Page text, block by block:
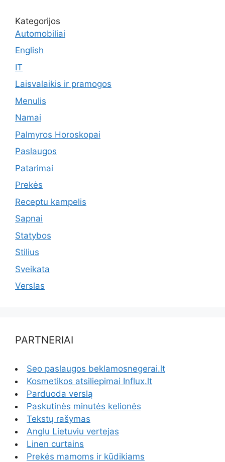
Kategorijos
Automobiliai
English
IT
Laisvalaikis ir pramogos
Menulis
Namai
Palmyros Horoskopai
Paslaugos
Patarimai
Prekės
Receptu kampelis
Sapnai
Statybos
Stilius
Sveikata
Verslas
PARTNERIAI
Seo paslaugos beklamosnegerai.lt
Kosmetikos atsiliepimai Influx.lt
Parduoda verslą
Paskutinės minutės kelionės
Tekstų rašymas
Anglu Lietuviu vertejas
Linen curtains
Prekės mamoms ir kūdikiams